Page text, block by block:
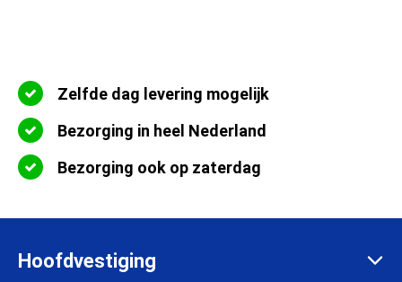
Zelfde dag levering mogelijk
Bezorging in heel Nederland
Bezorging ook op zaterdag
Hoofdvestiging